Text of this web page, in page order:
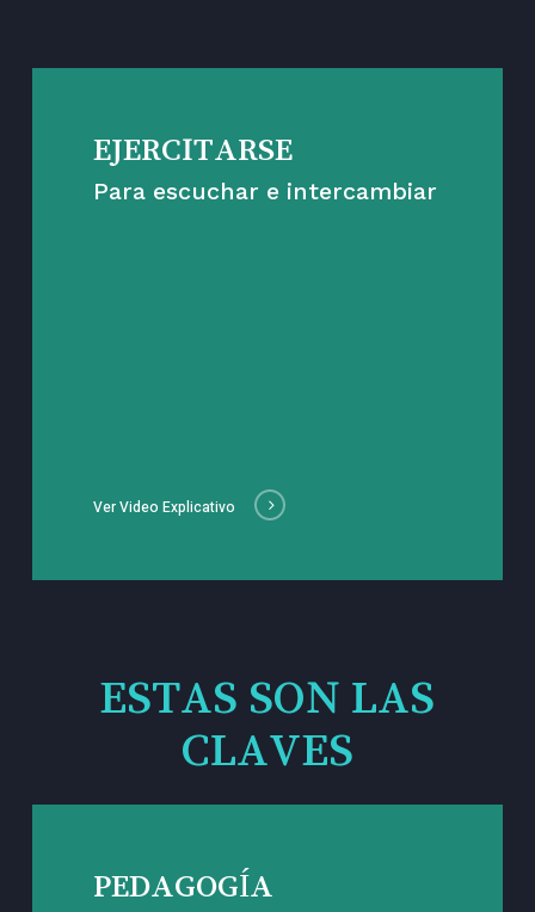
EJERCITARSE
Para escuchar e intercambiar
Ver Video Explicativo
ESTAS SON LAS
CLAVES
PEDAGOGÍA